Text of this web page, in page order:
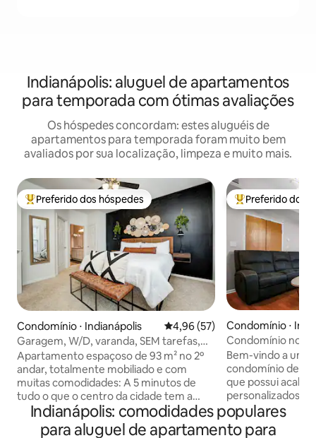
Indianápolis: aluguel de apartamentos
para temporada com ótimas avaliações
Os hóspedes concordam: estes aluguéis de
apartamentos para temporada foram muito bem
avaliados por sua localização, limpeza e muito mais.
Entre os melhores preferidos dos hóspedes
Preferido dos hóspedes
Condomínio ⋅ Indianápolis 4,96 de uma avaliação média
4,96 (57)
Garagem, W/D, varanda, SEM tarefas,
taxa de limpeza de $ 0!
Apartamento espaçoso de 93 m² no 2º
andar, totalmente mobiliado e com
muitas comodidades: A 5 minutos de
tudo o que o centro da cidade tem a
oferecer, incluindo Bottleworks & Mass
Ave Cozinha abastecida com café e chá
Entre os
Preferido dos
Condomínio ⋅
Centro
Condomínio no
de Indy • Cama
Bem-vindo a um
condomínio de
que possui
personalizados,
cuidadosamente
luxuosa cama
Indianápolis: comodidades populares
para aluguel de apartamento para